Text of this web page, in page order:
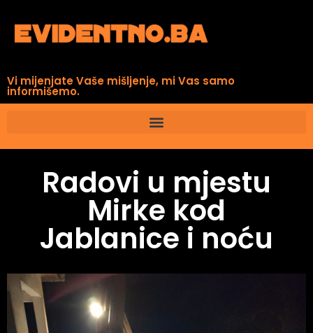
Vi mijenjate Vaše mišljenje, mi Vas samo
informišemo.
Radovi u mjestu
Mirke kod
Jablanice i noću